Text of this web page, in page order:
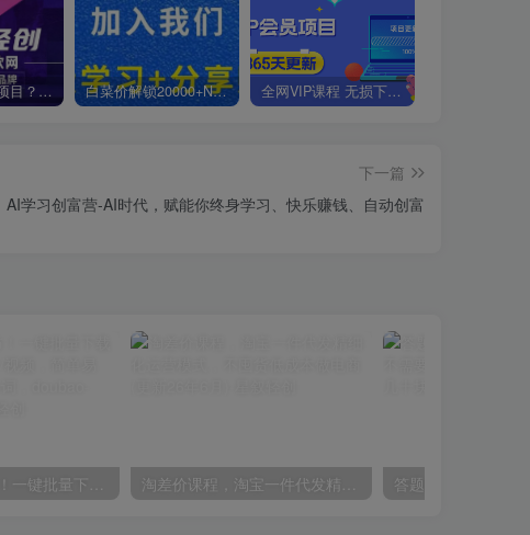
你还在到处找项目？还在当韭菜？我靠卖项目一个月收入5万+，曾经我也是个失败者。 白菜价解锁20000+N个赚钱机会，加入星叙轻创会员，全站资源免费学习。 全网VIP课程 无损下载~
下一篇
AI学习创富营-AI时代，赋能你终身学习、快乐赚钱、自动创富
Github最新发布！一键批量下载豆包AI无水印图片/视频，简单易用，自动解析提示词，doubao-downloader 淘差价课程，淘宝一件代发精细化运营模式，不囤货低成本做电商(更新26年6月)